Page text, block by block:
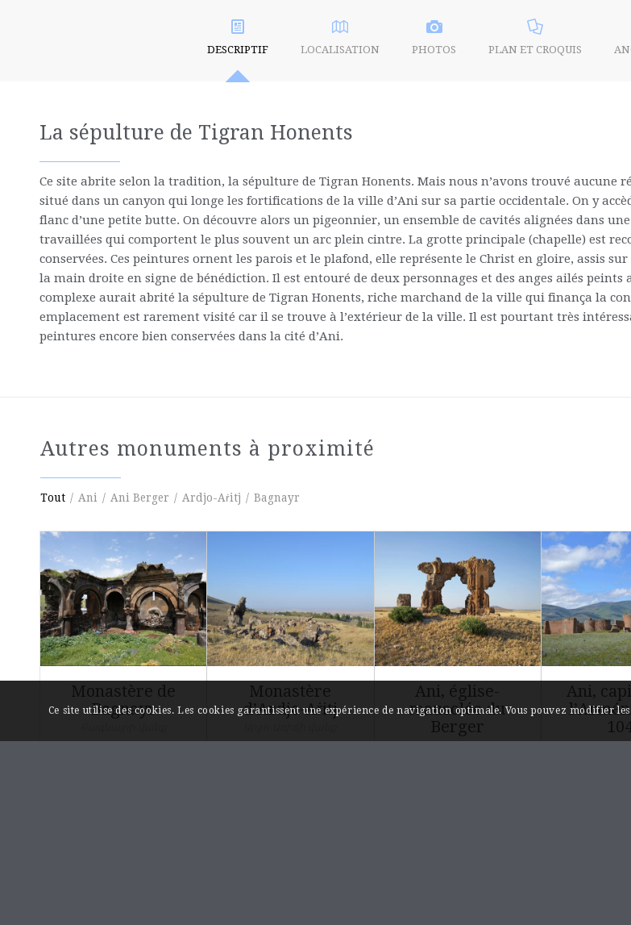
DESCRIPTIF LOCALISATION PHOTOS PLAN ET CROQUIS
La sépulture de Tigran Honents
Ce site abrite selon la tradition, la sépulture de Tigran Honents. Mais nous n’avons trouvé aucune
situé dans un canyon qui longe les fortifications de la ville d’Ani sur sa partie occidentale. On y
flanc d’une petite butte. On découvre alors un pigeonnier, un ensemble de cavités alignées dans
travaillées qui comportent le plus souvent un arc plein cintre. La grotte principale (chapelle) est
conservées. Ces peintures ornent les parois et le plafond, elle représente le Christ en gloire, assis
la main droite en signe de bénédiction. Il est entouré de deux personnages et des anges ailés peints
complexe aurait abrité la sépulture de Tigran Honents, riche marchand de la ville qui finança la
emplacement est rarement visité car il se trouve à l’extérieur de la ville. Il est pourtant très
peintures encore bien conservées dans la cité d’Ani.
Autres monuments à proximité
Tout / Ani / Ani Berger / Ardjo-Aṙitj / Bagnayr
Monastère de
Bagnayr
Monastère
d’Ardjo-Aṙitj
Ani, église-
mausolée du
Berger
Անի, Հովվի եկեղեցի-
Ani,
Անի,
Ce site utilise des cookies. Les cookies garantissent une expérience de navigation optimale. Vous pouvez modifier